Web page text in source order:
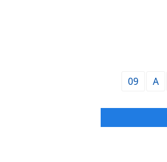
09 A